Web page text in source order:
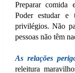
Preparar comida
Poder estudar e
privilégios. Não
pessoas não têm
As relações
releitura